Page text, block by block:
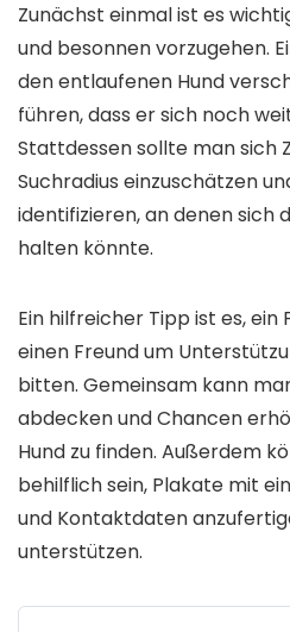
Zunächst einmal ist es
und besonnen vorzugehen.
den entlaufenen Hund
führen, dass er sich noch
Stattdessen sollte man sich
Suchradius einzuschätzen
identifizieren, an denen sich
halten könnte.
Ein hilfreicher Tipp ist es,
einen Freund um
bitten. Gemeinsam kann
abdecken und Chancen
Hund zu finden. Außerdem
behilflich sein, Plakate mit
und Kontaktdaten
unterstützen.